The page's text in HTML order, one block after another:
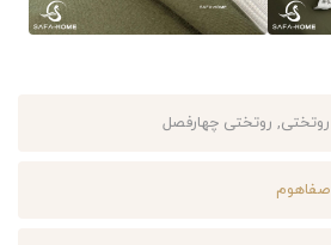
روتختی, روتختی چهارفصل
صفاهوم